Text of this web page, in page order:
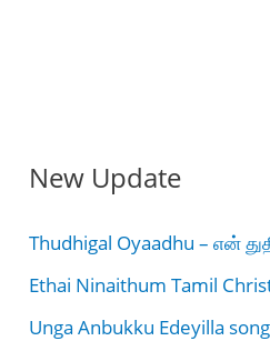
New Update
Thudhigal Oyaadhu – என்
Ethai Ninaithum Tamil
Unga Anbukku Edeyilla